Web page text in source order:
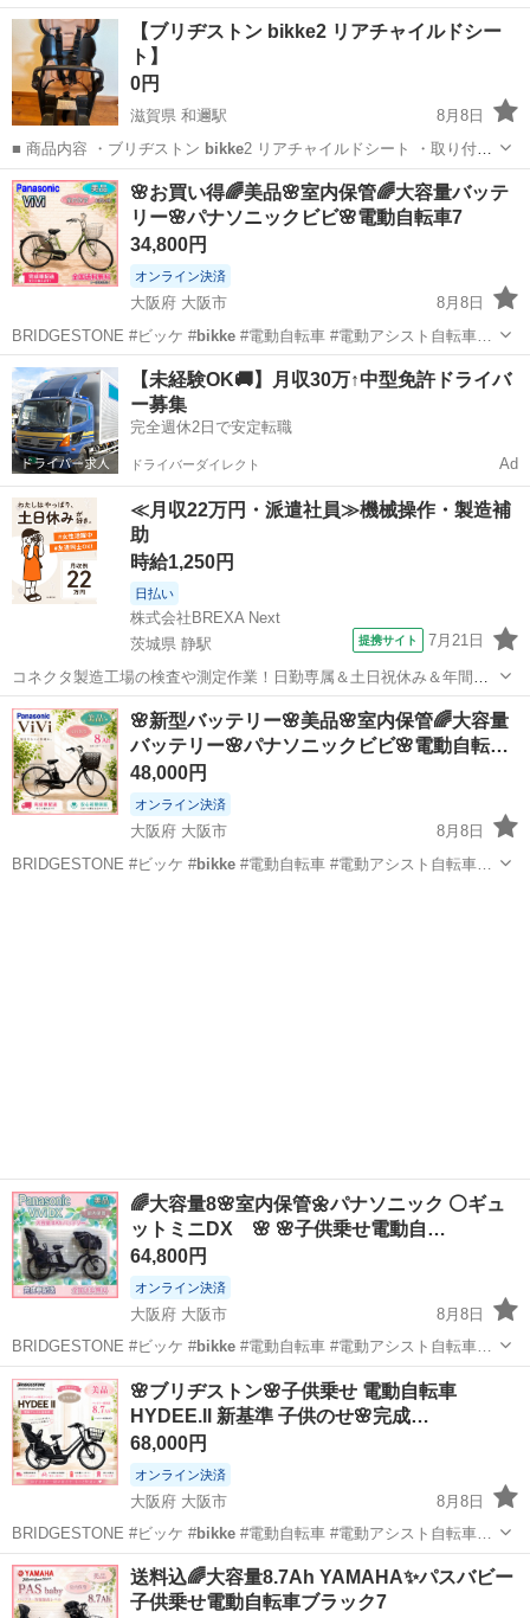
広島 東広島市 西条駅 その他
【ブリヂストン bikke2 リアチャイルドシー
ト】
0円
滋賀県 和邇駅
8月8日
■ 商品内容 ・ブリヂストン bikke2 リアチャイルドシート ・取り付
け…
滋賀 大津市 和邇駅 その他
🌸お買い得🌈美品🌸室内保管🌈大容量バッテ
リー🌸パナソニックビビ🌸電動自転車7
34,800円
オンライン決済
大阪府 大阪市
8月8日
BRIDGESTONE #ビッケ #bikke#電動自転車 #電動アシスト自転車…
大阪 大阪市 電動アシスト自転車
【未経験OK🚚】月収30万↑中型免許ドライバ
ー募集
完全週休2日で安定転職
ドライバーダイレクト Ad
≪月収22万円・派遣社員≫機械操作・製造補
助
時給1,250円
日払い
株式会社BREXA Next
茨城県 静駅
提携サイト 7月21日
コネクタ製造工場の検査や測定作業！日勤専属＆土日祝休み＆年間休
日128日★クリーンルーム内作業★マイカー通勤OK＆無料駐車場あり
★就業先食堂利用可！日払い制度あり！《茨城県常陸大宮市》 人気の
工場のお仕事 ◇コネクタ製造工...
茨城 常陸大宮市 その他
🌸新型バッテリー🌸美品🌸室内保管🌈大容量
バッテリー🌸パナソニックビビ🌸電動自転…
48,000円
オンライン決済
大阪府 大阪市
8月8日
BRIDGESTONE #ビッケ #bikke#電動自転車 #電動アシスト自転車…
🌈大容量8🌸室内保管🌼パナソニック ⚪️ギュ
ットミニDX 🌸 🌸子供乗せ電動自…
64,800円
オンライン決済
大阪府 大阪市
8月8日
BRIDGESTONE #ビッケ #bikke#電動自転車 #電動アシスト自転車…
大阪 大阪市 電動アシスト自転車 ギュットミニ
🌸ブリヂストン🌸子供乗せ 電動自転車
HYDEE.ll 新基準 子供のせ🌸完成…
68,000円
オンライン決済
大阪府 大阪市
8月8日
BRIDGESTONE #ビッケ #bikke#電動自転車 #電動アシスト自転車…
大阪 大阪市 電動アシスト自転車
送料込🌈大容量8.7Ah YAMAHA✨パスバビー
子供乗せ電動自転車ブラック7